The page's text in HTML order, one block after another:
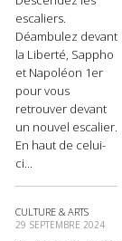
escaliers.
Déambulez devant
la Liberté, Sappho
et Napoléon 1er
pour vous
retrouver devant
un nouvel escalier.
En haut de celui-
ci...
CULTURE & ARTS
29 SEPTEMBRE 2024